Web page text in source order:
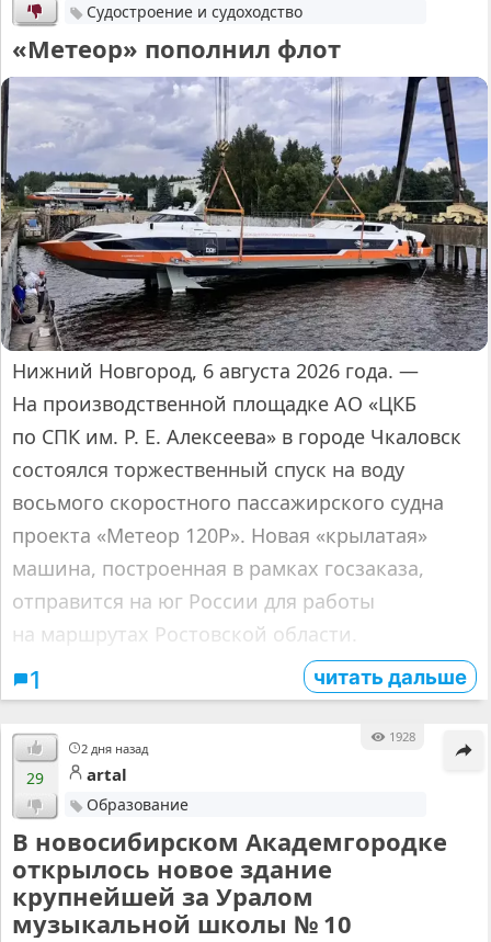
Судостроение и судоходство
«Метеор» пополнил флот
Нижний Новгород, 6 августа 2026 года. —
На производственной площадке АО «ЦКБ
по СПК им. Р. Е. Алексеева» в городе Чкаловск
состоялся торжественный спуск на воду
восьмого скоростного пассажирского судна
проекта «Метеор 120Р». Новая «крылатая»
машина, построенная в рамках госзаказа,
отправится на юг России для работы
на маршрутах Ростовской области.
1 читать дальше
2 дня назад
1928
29 artal
Образование
В новосибирском Академгородке
открылось новое здание
крупнейшей за Уралом
музыкальной школы № 10